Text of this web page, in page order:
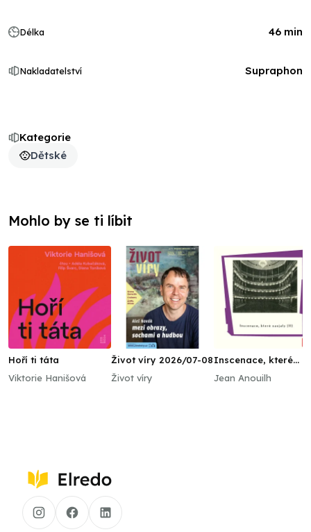
Kategorie
Dětské
Délka 46 min
Nakladatelství Supraphon
Mohlo by se ti líbit
Hoří ti táta
Viktorie Hanišová
Život víry 2026/07-08
Život víry
Inscenace, které
Jean Anouilh